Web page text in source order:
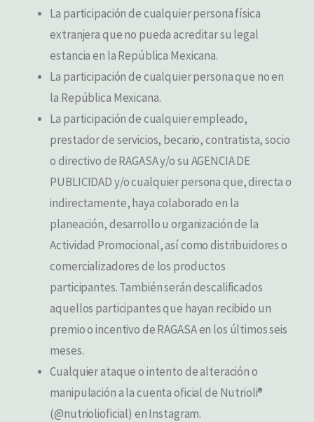
La participación de cualquier persona física
extranjera que no pueda acreditar su legal
estancia en la República Mexicana.
La participación de cualquier persona que no en
la República Mexicana.
La participación de cualquier empleado,
prestador de servicios, becario, contratista, socio
o directivo de RAGASA y/o su AGENCIA DE
PUBLICIDAD y/o cualquier persona que, directa o
indirectamente, haya colaborado en la
planeación, desarrollo u organización de la
Actividad Promocional, así como distribuidores o
comercializadores de los productos
participantes. También serán descalificados
aquellos participantes que hayan recibido un
premio o incentivo de RAGASA en los últimos seis
meses.
Cualquier ataque o intento de alteración o
manipulación a la cuenta oficial de Nutrioli®
(@nutriolioficial) en Instagram.